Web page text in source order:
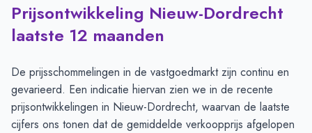
Huizenprijzen in Nieuw Dordrecht per m2-Afgelopen 3
Type
Vraagprijs in euro's
Verkoopprijs in euro's
Prijsontwikkeling Nieuw-Dordrecht
laatste 12 maanden
De prijsschommelingen in de vastgoedmarkt zijn continu en
gevarieerd. Een indicatie hiervan zien we in de recente
prijsontwikkelingen in Nieuw-Dordrecht, waarvan de laatste
cijfers ons tonen dat de gemiddelde verkoopprijs afgelopen